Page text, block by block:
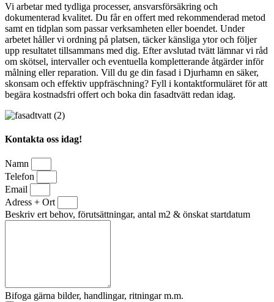
Vi arbetar med tydliga processer, ansvarsförsäkring och
dokumenterad kvalitet. Du får en offert med rekommenderad metod
samt en tidplan som passar verksamheten eller boendet. Under
arbetet håller vi ordning på platsen, täcker känsliga ytor och följer
upp resultatet tillsammans med dig. Efter avslutad tvätt lämnar vi råd
om skötsel, intervaller och eventuella kompletterande åtgärder inför
målning eller reparation. Vill du ge din fasad i Djurhamn en säker,
skonsam och effektiv uppfräschning? Fyll i kontaktformuläret för att
begära kostnadsfri offert och boka din fasadtvätt redan idag.
Kontakta oss idag!
Namn
Telefon
Email
Adress + Ort
Beskriv ert behov, förutsättningar, antal m2 & önskat startdatum
Bifoga gärna bilder, handlingar, ritningar m.m.